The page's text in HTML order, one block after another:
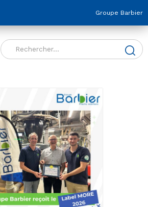
Groupe Barbier
Rechercher :